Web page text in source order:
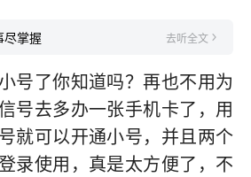
尽掌握 去听全文
号了你知道吗？再也不用为
号去多办一张手机卡了，用
就可以开通小号，并且两个
录使用，真是太方便了，不